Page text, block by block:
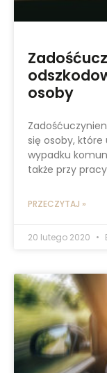
osoby
się osoby, które
wypadku
także przy
PRZECZYTAJ »
20 lutego 2020